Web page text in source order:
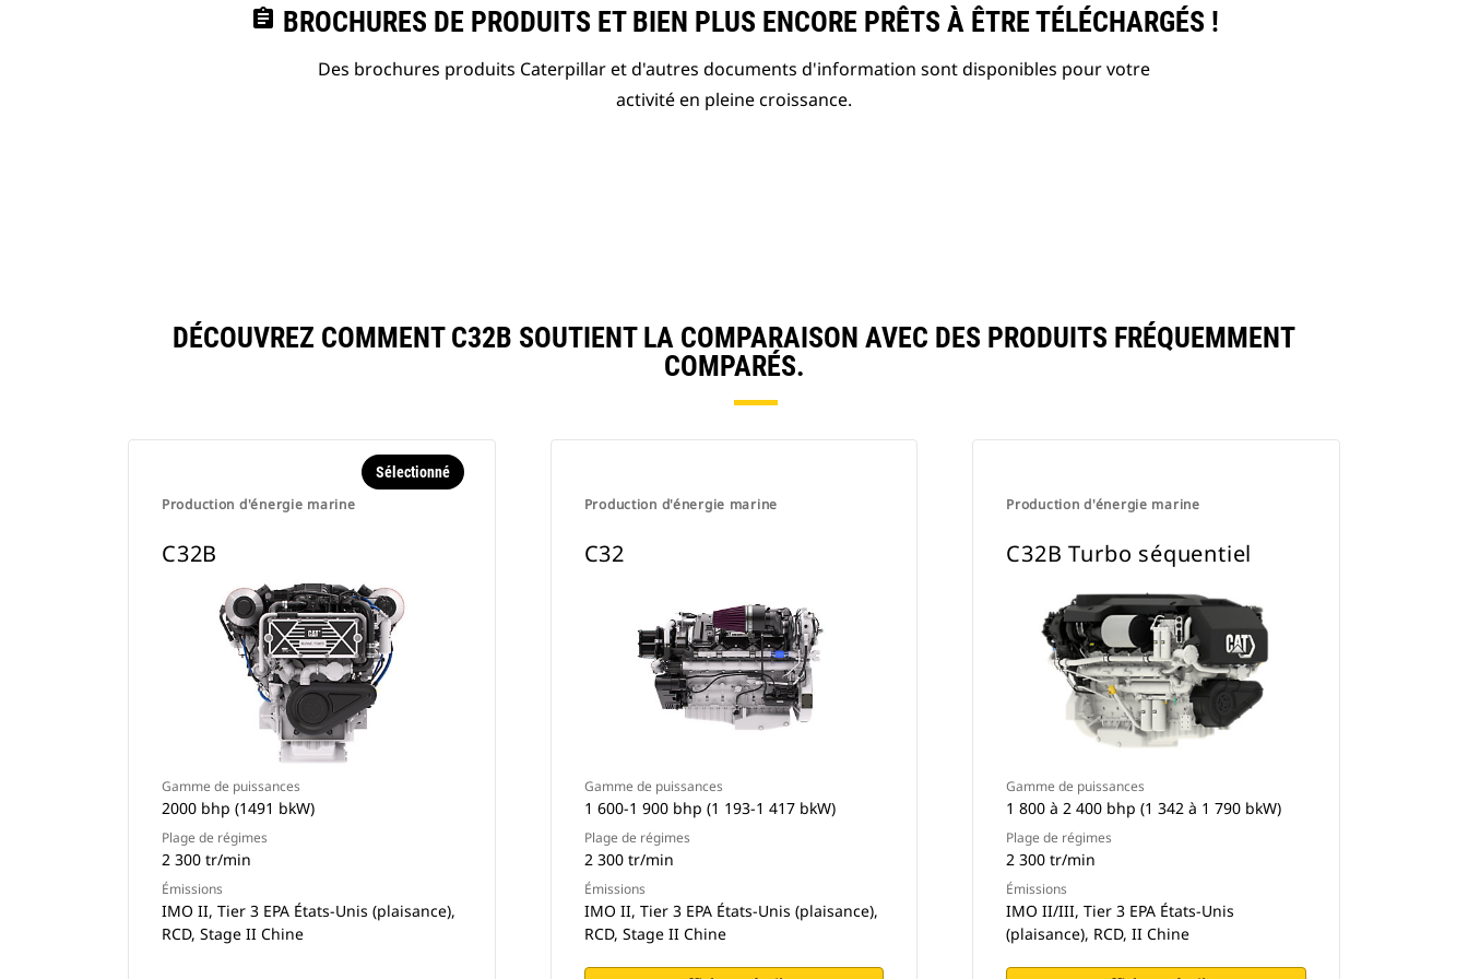
assignment BROCHURES DE PRODUITS ET BIEN PLUS ENCORE PRÊTS À ÊTRE TÉLÉCHARGÉS !
Des brochures produits Caterpillar et d'autres documents d'information sont disponibles pour votre
activité en pleine croissance.
DÉCOUVREZ COMMENT C32B SOUTIENT LA COMPARAISON AVEC DES PRODUITS FRÉQUEMMENT
COMPARÉS.
Production d'énergie marine
Sélectionné
C32B
Gamme de puissances
2000 bhp (1491 bkW)
Plage de régimes
2 300 tr/min
Émissions
IMO II, Tier 3 EPA États-Unis (plaisance),
RCD, Stage II Chine
Production d'énergie marine
C32
Gamme de puissances
1 600-1 900 bhp (1 193-1 417 bkW)
Plage de régimes
2 300 tr/min
Émissions
IMO II, Tier 3 EPA États-Unis (plaisance),
RCD, Stage II Chine
Production d'énergie marine
C32B Turbo séquentiel
Gamme de puissances
1 800 à 2 400 bhp (1 342 à 1 790 bkW)
Plage de régimes
2 300 tr/min
Émissions
IMO II/III, Tier 3 EPA États-Unis
(plaisance), RCD, II Chine